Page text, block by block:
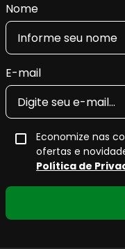
Nome
E-mail
Economize nas
ofertas e
Política de